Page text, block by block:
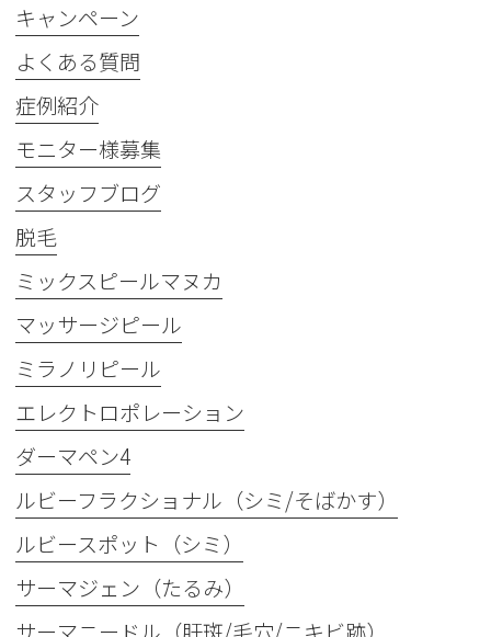
キャンペーン
よくある質問
症例紹介
モニター様募集
スタッフブログ
脱毛
ミックスピールマヌカ
マッサージピール
ミラノリピール
エレクトロポレーション
ダーマペン4
ルビーフラクショナル（シミ/そばかす）
ルビースポット（シミ）
サーマジェン（たるみ）